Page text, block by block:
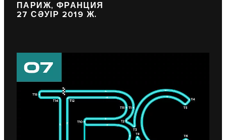
ПАРИЖ, ФРАНЦИЯ
27 СӘУІР 2019 Ж.